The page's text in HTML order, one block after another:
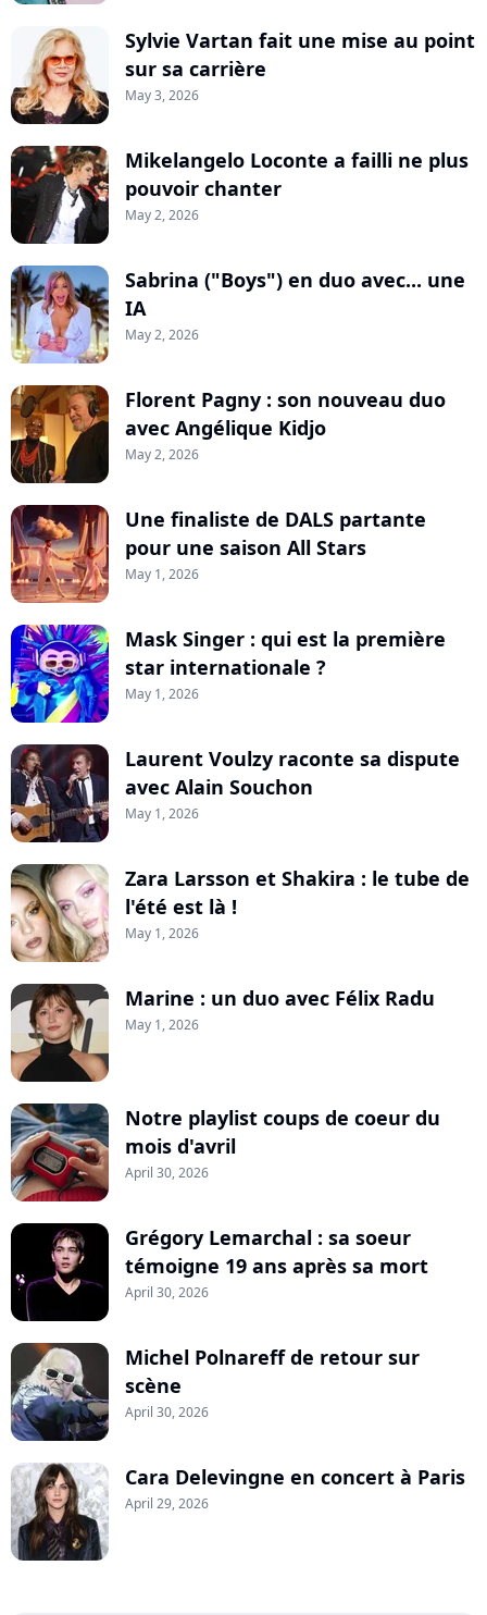
Sylvie Vartan fait une mise au point
sur sa carrière
May 3, 2026
Mikelangelo Loconte a failli ne plus
pouvoir chanter
May 2, 2026
Sabrina ("Boys") en duo avec... une
IA
May 2, 2026
Florent Pagny : son nouveau duo
avec Angélique Kidjo
May 2, 2026
Une finaliste de DALS partante
pour une saison All Stars
May 1, 2026
Mask Singer : qui est la première
star internationale ?
May 1, 2026
Laurent Voulzy raconte sa dispute
avec Alain Souchon
May 1, 2026
Zara Larsson et Shakira : le tube de
l'été est là !
May 1, 2026
Marine : un duo avec Félix Radu
May 1, 2026
Notre playlist coups de coeur du
mois d'avril
April 30, 2026
Grégory Lemarchal : sa soeur
témoigne 19 ans après sa mort
April 30, 2026
Michel Polnareff de retour sur
scène
April 30, 2026
Cara Delevingne en concert à Paris
April 29, 2026